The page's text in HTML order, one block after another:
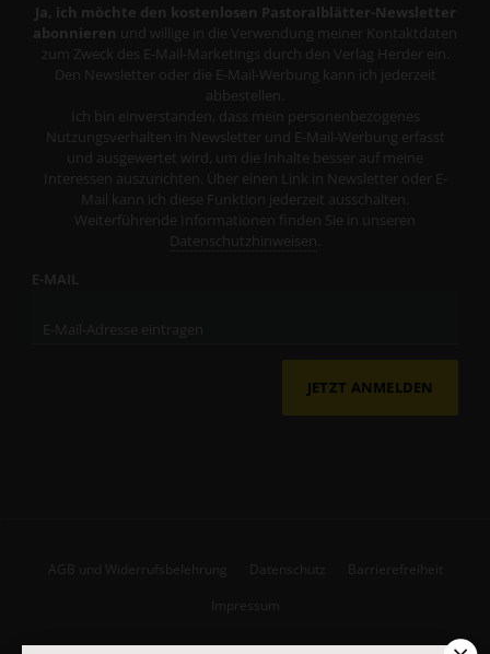
Ja, ich möchte den kostenlosen Pastoralblätter-Newsletter
abonnieren und willige in die Verwendung meiner Kontaktdaten
zum Zweck des E-Mail-Marketings durch den Verlag Herder ein.
Den Newsletter oder die E-Mail-Werbung kann ich jederzeit
abbestellen.
Ich bin einverstanden, dass mein personenbezogenes
Nutzungsverhalten in Newsletter und E-Mail-Werbung erfasst
und ausgewertet wird, um die Inhalte besser auf meine
Interessen auszurichten. Über einen Link in Newsletter oder E-
Mail kann ich diese Funktion jederzeit ausschalten.
Weiterführende Informationen finden Sie in unseren
Datenschutzhinweisen
E-MAIL
JETZT ANMELDEN
AGB und Widerrufsbelehrung Datenschutz Barrierefreiheit
Impressum